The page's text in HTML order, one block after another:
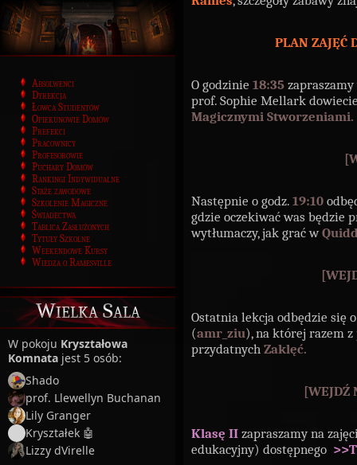
Absolwenci
Dyrekcja
Łowca Studentów
Opiekunowie Domów
Prefekci
Pracownicy
Profesorowie
Puchary Domów
Rankingi Indywidualne
Staże zawodowe
Szkolenie Magiczne
Świadectwa
Tablica Zasłużonych
Tytuły Szkolne
Weekendowe Kursy
Wiedza o Ramesville
Wielka Sala
W pokoju Kryształowa
Komnata jest 5 osób:
Shado
prof. Llewellyn Buchanan
Lily Granger
Kryształek 🤖
Lizzy dVirelle
PLAN ZAJĘĆ
O godzinie 18:35
prof. Sophie Mellark
Magicznymi Stworzeniami.
Następnie o godz. 19:10
gdzie oczekiwać was będzie
wytłumaczy, jak grać w
Ostatnia lekcja odbędzie się
(amr_ziu), na której razem
przydatnych Zaklęć.
[WEJDŹ
Klasę II zapraszamy na
edukacyjny) dostępnego